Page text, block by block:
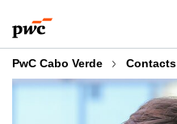
to
content
to
footer
PwC Cabo Verde Contacts